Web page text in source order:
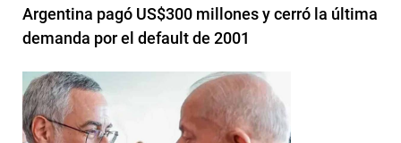
Argentina pagó US$300 millones y cerró la última
demanda por el default de 2001